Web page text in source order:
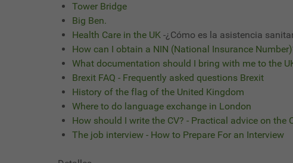
Tower Bridge
Big Ben.
Health Care in the UK -¿Cómo es la asistencia
How can I obtain a NIN (National Insurance
What documentation should I bring with me to the
Brexit FAQ - Frequently asked questions Brexit
History of the flag of the United Kingdom
Where to do language exchange in London
How should I write the CV? - Practical advice on the
The job interview - How to Prepare For an Interview